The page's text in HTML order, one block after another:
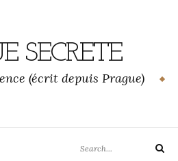
SECRETE
(écrit depuis Prague)
for:
Search